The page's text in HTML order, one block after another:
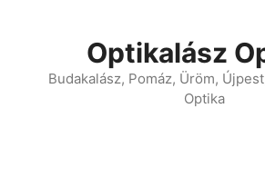
Optikalász
Budakalász, Pomáz, Üröm,
Optika